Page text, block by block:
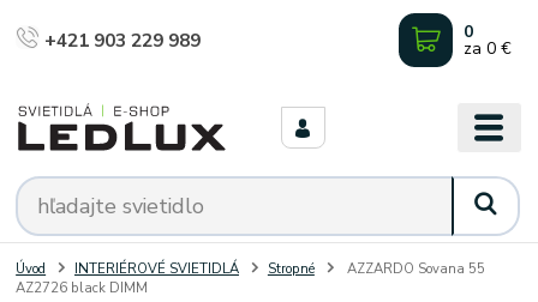
+421 903 229 989 0
za 0 €
Úvod INTERIÉROVÉ SVIETIDLÁ Stropné
AZZARDO Sovana 55
AZ2726 black DIMM